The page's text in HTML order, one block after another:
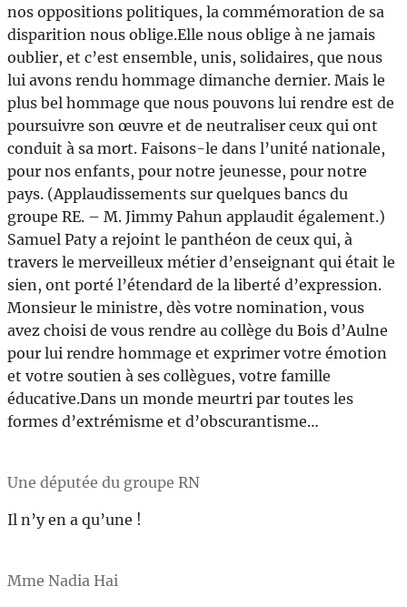
nos oppositions politiques, la commémoration de sa
disparition nous oblige.Elle nous oblige à ne jamais
oublier, et c’est ensemble, unis, solidaires, que nous
lui avons rendu hommage dimanche dernier. Mais le
plus bel hommage que nous pouvons lui rendre est de
poursuivre son œuvre et de neutraliser ceux qui ont
conduit à sa mort. Faisons-le dans l’unité nationale,
pour nos enfants, pour notre jeunesse, pour notre
pays. (Applaudissements sur quelques bancs du
groupe RE. – M. Jimmy Pahun applaudit également.)
Samuel Paty a rejoint le panthéon de ceux qui, à
travers le merveilleux métier d’enseignant qui était le
sien, ont porté l’étendard de la liberté d’expression.
Monsieur le ministre, dès votre nomination, vous
avez choisi de vous rendre au collège du Bois d’Aulne
pour lui rendre hommage et exprimer votre émotion
et votre soutien à ses collègues, votre famille
éducative.Dans un monde meurtri par toutes les
formes d’extrémisme et d’obscurantisme…
Une députée du groupe RN
Il n’y en a qu’une !
Mme Nadia Hai